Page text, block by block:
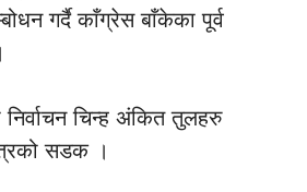
गर्दै काँग्रेस बाँकेका पूर्व
चिन्ह अंकित तुलहरु
सडक ।